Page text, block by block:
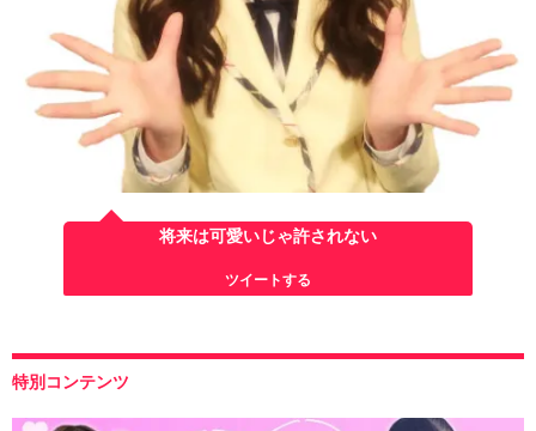
将来は可愛いじゃ許されない
ツイートする
特別コンテンツ